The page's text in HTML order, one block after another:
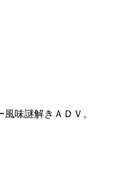
味謎解きＡＤＶ。